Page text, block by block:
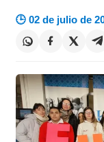
🕒 02 de julio de